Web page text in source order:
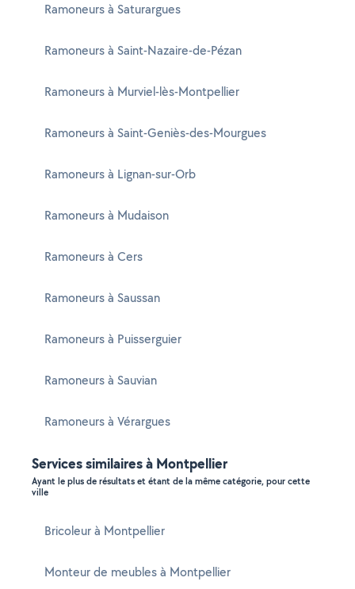
Ramoneurs à Saturargues
Ramoneurs à Saint-Nazaire-de-Pézan
Ramoneurs à Murviel-lès-Montpellier
Ramoneurs à Saint-Geniès-des-Mourgues
Ramoneurs à Lignan-sur-Orb
Ramoneurs à Mudaison
Ramoneurs à Cers
Ramoneurs à Saussan
Ramoneurs à Puisserguier
Ramoneurs à Sauvian
Ramoneurs à Vérargues
Services similaires à Montpellier
Ayant le plus de résultats et étant de la même catégorie, pour cette
ville
Bricoleur à Montpellier
Monteur de meubles à Montpellier